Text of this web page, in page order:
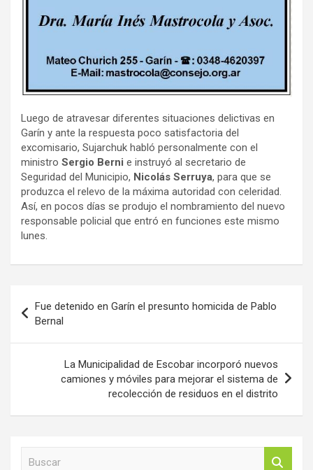
Luego de atravesar diferentes situaciones delictivas en
Garín y ante la respuesta poco satisfactoria del
excomisario, Sujarchuk habló personalmente con el
ministro Sergio Berni e instruyó al secretario de
Seguridad del Municipio, Nicolás Serruya, para que se
produzca el relevo de la máxima autoridad con celeridad.
Así, en pocos días se produjo el nombramiento del nuevo
responsable policial que entró en funciones este mismo
lunes.
de
entradas
Fue detenido en Garín el presunto homicida de Pablo
Bernal
La Municipalidad de Escobar incorporó nuevos
camiones y móviles para mejorar el sistema de
recolección de residuos en el distrito